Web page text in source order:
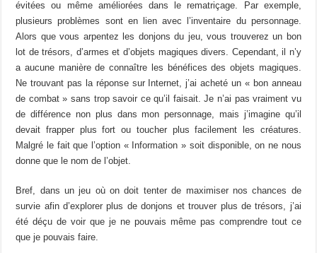
évitées ou même améliorées dans le rematriçage. Par exemple,
plusieurs problèmes sont en lien avec l’inventaire du personnage.
Alors que vous arpentez les donjons du jeu, vous trouverez un bon
lot de trésors, d’armes et d’objets magiques divers. Cependant, il n’y
a aucune manière de connaître les bénéfices des objets magiques.
Ne trouvant pas la réponse sur Internet, j’ai acheté un « bon anneau
de combat » sans trop savoir ce qu’il faisait. Je n’ai pas vraiment vu
de différence non plus dans mon personnage, mais j’imagine qu’il
devait frapper plus fort ou toucher plus facilement les créatures.
Malgré le fait que l’option « Information » soit disponible, on ne nous
donne que le nom de l’objet.
Bref, dans un jeu où on doit tenter de maximiser nos chances de
survie afin d’explorer plus de donjons et trouver plus de trésors, j’ai
été déçu de voir que je ne pouvais même pas comprendre tout ce
que je pouvais faire.